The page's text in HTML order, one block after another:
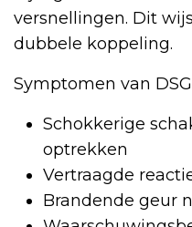
versnellingen. Dit
dubbele koppeling.
Symptomen van
Schokkerige
optrekken
Vertraagde
Brandende geur